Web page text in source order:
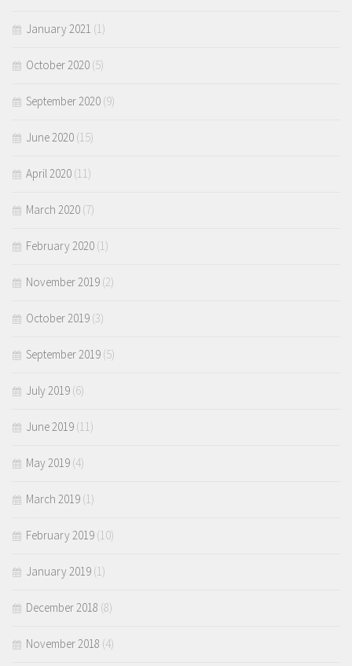
January 2021 (1)
October 2020 (5)
September 2020 (9)
June 2020 (15)
April 2020 (11)
March 2020 (7)
February 2020 (1)
November 2019 (2)
October 2019 (3)
September 2019 (5)
July 2019 (6)
June 2019 (11)
May 2019 (4)
March 2019 (1)
February 2019 (10)
January 2019 (1)
December 2018 (8)
November 2018 (4)